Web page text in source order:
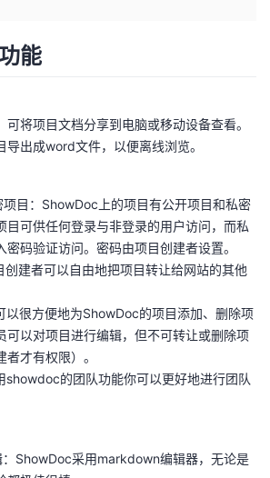
能
可将项目文档分享到电脑或移动设备查看。
导出成word文件，以便离线浏览。
项目：ShowDoc上的项目有公开项目和私密
目可供任何登录与非登录的用户访问，而私
密码验证访问。密码由项目创建者设置。
创建者可以自由地把项目转让给网站的其他
以很方便地为ShowDoc的项目添加、删除项
可以对项目进行编辑，但不可转让或删除项
才有权限）。
showdoc的团队功能你可以更好地进行团队
ShowDoc采用markdown编辑器，无论是